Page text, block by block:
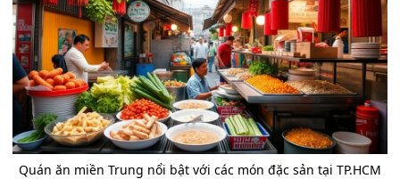
Quán ăn miền Trung nổi bật với các món đặc sản tại TP.HCM